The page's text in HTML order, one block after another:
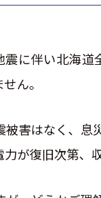
に伴い北海道
ん。
害はなく、息
が復旧次第、